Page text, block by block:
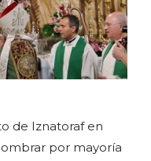
de Iznatoraf en
por mayoría